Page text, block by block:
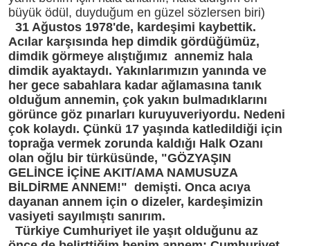
büyük ödül, duyduğum en güzel sözlersen biri)
31 Ağustos 1978'de, kardeşimi kaybettik.
Acılar karşısında hep dimdik gördüğümüz,
dimdik görmeye alıştığımız annemiz hala
dimdik ayaktaydı. Yakınlarımızın yanında ve
her gece sabahlara kadar ağlamasına tanık
olduğum annemin, çok yakın bulmadıklarını
görünce göz pınarları kuruyuveriyordu. Nedeni
çok kolaydı. Çünkü 17 yaşında katledildiği için
toprağa vermek zorunda kaldığı Halk Ozanı
olan oğlu bir türküsünde, "GÖZYAŞIN
GELİNCE İÇİNE AKIT/AMA NAMUSUZA
BİLDİRME ANNEM!" demişti. Onca acıya
dayanan annem için o dizeler, kardeşimizin
vasiyeti sayılmıştı sanırım.
Türkiye Cumhuriyet ile yaşıt olduğunu az